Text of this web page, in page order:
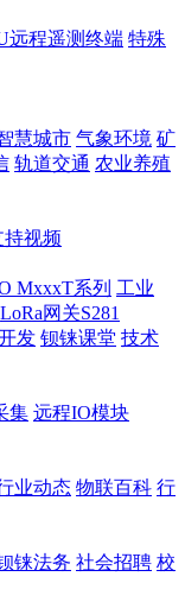
远程遥测终端 特殊
慧城市 气象环境 矿
轨道交通 农业养殖
视频
MxxxT系列 工业
LoRa网关S281
发 钡铼课堂 技术
集 远程IO模块
业动态 物联百科 行
铼法务 社会招聘 校